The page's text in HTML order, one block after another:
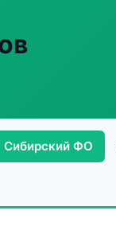
Сибирский ФО